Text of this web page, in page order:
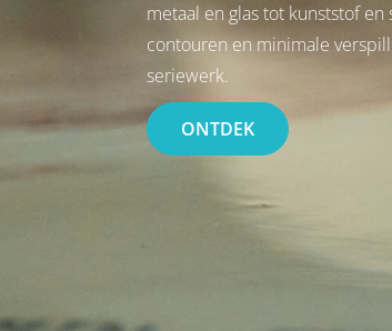
metaal en glas tot kunststof
contouren en minimale
seriewerk.
ONTDEK